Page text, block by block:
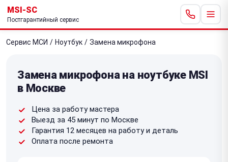
MSI-SC
Постгарантийный сервис
Сервис МСИ / Ноутбук / Замена микрофона
Замена микрофона на ноутбуке MSI
в Москве
Цена за работу мастера
Выезд за 45 минут по Москве
Гарантия 12 месяцев на работу и деталь
Оплата после ремонта